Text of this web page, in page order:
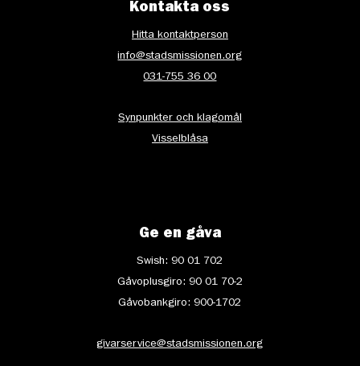
Kontakta oss
Hitta kontaktperson
info@stadsmissionen.org
031-755 36 00
Synpunkter och klagomål
Visselblåsa
Ge en gåva
Swish: 90 01 702
Gåvoplusgiro: 90 01 70-2
Gåvobankgiro: 900-1702
givarservice@stadsmissionen.org